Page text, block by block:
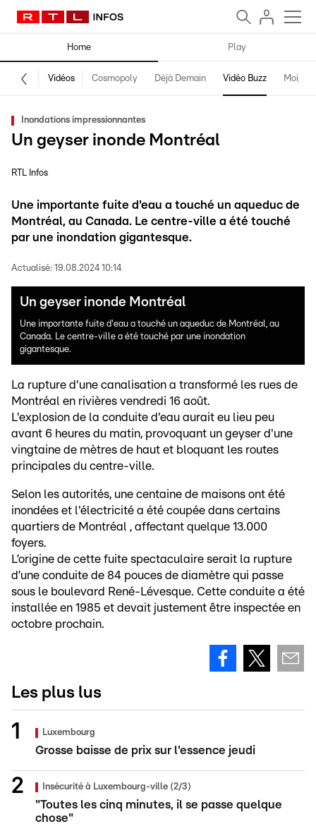
Home Play
Vidéos Cosmopoly Déjà Demain Vidéo Buzz Moi,
Inondations impressionnantes
Un geyser inonde Montréal
RTL Infos
Une importante fuite d'eau a touché un aqueduc de
Montréal, au Canada. Le centre-ville a été touché
par une inondation gigantesque.
Actualisé: 19.08.2024 10:14
Un geyser inonde Montréal
Une importante fuite d'eau a touché un aqueduc de Montréal, au
Canada. Le centre-ville a été touché par une inondation
gigantesque.
La rupture d'une canalisation a transformé les rues de
Montréal en rivières vendredi 16 août.
L'explosion de la conduite d'eau aurait eu lieu peu
avant 6 heures du matin, provoquant un geyser d'une
vingtaine de mètres de haut et bloquant les routes
principales du centre-ville.
Selon les autorités, une centaine de maisons ont été
inondées et l'électricité a été coupée dans certains
quartiers de Montréal , affectant quelque 13.000
foyers.
L’origine de cette fuite spectaculaire serait la rupture
d’une conduite de 84 pouces de diamètre qui passe
sous le boulevard René-Lévesque. Cette conduite a été
installée en 1985 et devait justement être inspectée en
octobre prochain.
Les plus lus
Luxembourg
Grosse baisse de prix sur l'essence jeudi
Insécurité à Luxembourg-ville (2/3)
"Toutes les cinq minutes, il se passe quelque
chose"